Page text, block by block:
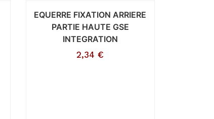
EQUERRE FIXATION ARRIERE
PARTIE HAUTE GSE
INTEGRATION
2,34 €